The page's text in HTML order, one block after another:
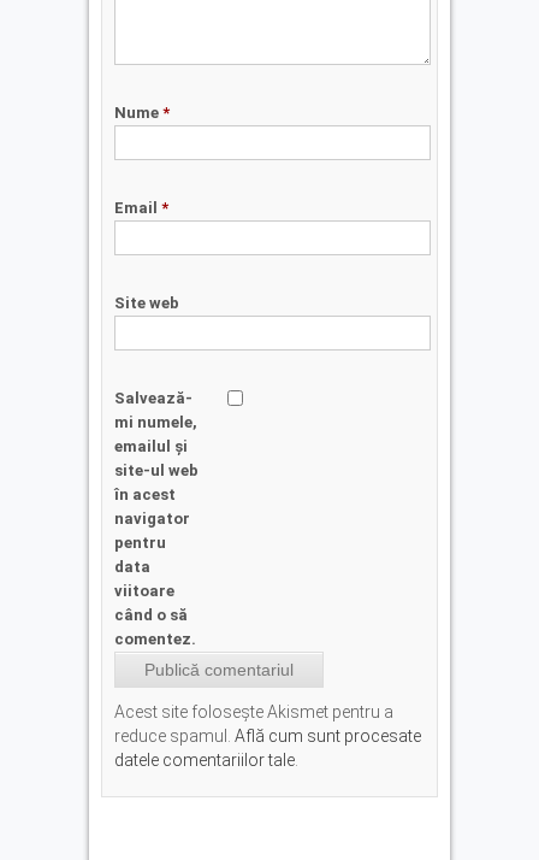
Nume *
Email *
Site web
Salvează-
mi numele,
emailul și
site-ul web
în acest
navigator
pentru
data
viitoare
când o să
comentez.
Acest site folosește Akismet pentru a
reduce spamul. Află cum sunt procesate
datele comentariilor tale.